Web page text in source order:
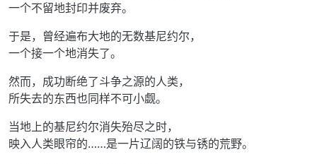
一个不留地封印并废弃。
于是，曾经遍布大地的无数基尼约尔，
一个接一个地消失了。
然而，成功断绝了斗争之源的人类，
所失去的东西也同样不可小觑。
当地上的基尼约尔消失殆尽之时，
映入人类眼帘的……是一片辽阔的铁与锈的荒野。